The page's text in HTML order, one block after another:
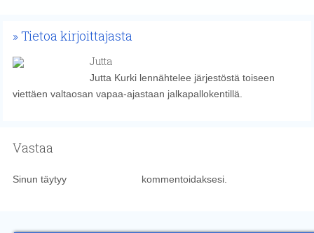
Tietoa kirjoittajasta
Jutta
Jutta Kurki lennähtelee järjestöstä toiseen
viettäen valtaosan vapaa-ajastaan jalkapallokentillä.
Vastaa
Sinun täytyy kommentoidaksesi.